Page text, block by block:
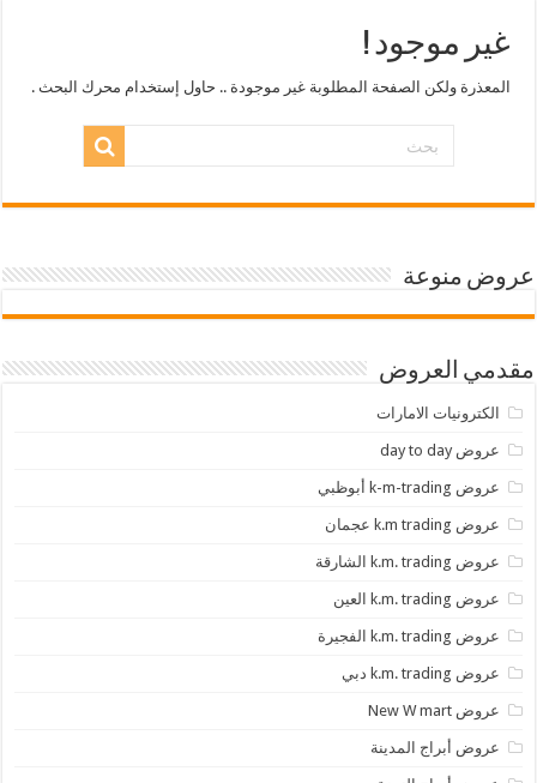
غير موجود !
المعذرة ولكن الصفحة المطلوبة غير موجودة .. حاول إستخدام محرك البحث .
عروض منوعة
مقدمي العروض
الكترونيات الامارات
عروض day to day
عروض k-m-trading أبوظبي
عروض k.m trading عجمان
عروض k.m. trading الشارقة
عروض k.m. trading العين
عروض k.m. trading الفجيرة
عروض k.m. trading دبي
عروض New W mart
عروض أبراج المدينة